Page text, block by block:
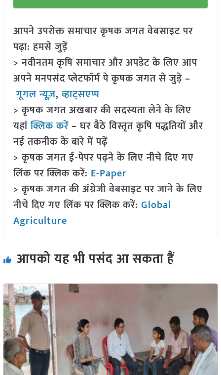
आपने उपरोक्त समाचार कृषक जगत वेबसाइट पर
पढ़ा: हमसे जुड़ें
> नवीनतम कृषि समाचार और अपडेट के लिए आप
अपने मनपसंद प्लेटफॉर्म पे कृषक जगत से जुड़े –
गूगल न्यूज़,व्हाट्सएप्प
> कृषक जगत अखबार की सदस्यता लेने के लिए
यहांक्लिक करें– घर बैठे विस्तृत कृषि पद्धतियों और
नई तकनीक के बारे में पढ़ें
> कृषक जगत ई-पेपर पढ़ने के लिए नीचे दिए गए
लिंक पर क्लिक करें: E-Paper
> कृषक जगत की अंग्रेजी वेबसाइट पर जाने के लिए
नीचे दिए गए लिंक पर क्लिक करें: Global
Agriculture
आपको यह भी पसंद आ सकता हैं